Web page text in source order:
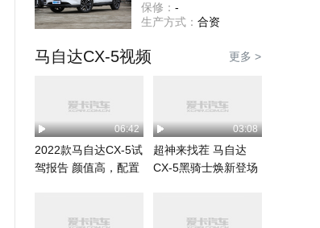
保修： -
生产方式： 合资
马自达CX-5视频 更多 >
06:42
2022款马自达CX-5试
驾报告 颜值高，配置
03:08
超神来找茬 马自达
CX-5黑骑士焕新登场